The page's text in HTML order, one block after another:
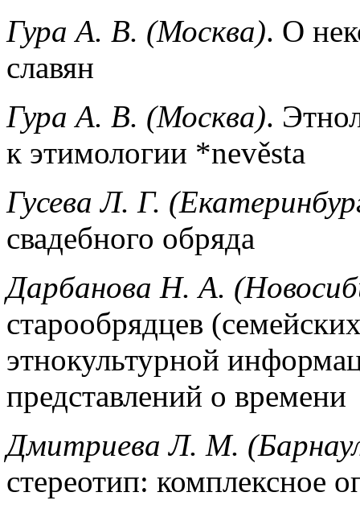
Гура А. В. (Москва). О
славян
Гура А. В. (Москва).
к этимологии *nevěsta
Гусева Л. Г.
свадебного обряда
Дарбанова Н. А.
старообрядцев
этнокультурной
представлений о времени
Дмитриева Л. М.
стереотип: комплексное